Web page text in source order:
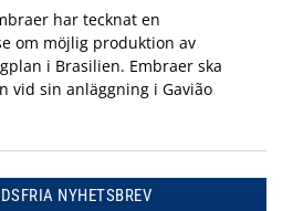
har tecknat en
om möjlig produktion av
i Brasilien. Embraer ska
vid sin anläggning i Gavião
NYHETSBREV